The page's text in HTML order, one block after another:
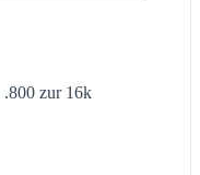
zur 16k